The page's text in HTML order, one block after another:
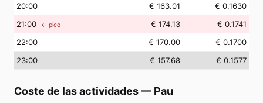
20:00 € 163.01
€ 0.1630
21:00 ← pico € 174.13
€ 0.1741
22:00 € 170.00
€ 0.1700
23:00 € 157.68 € 0.1577
Coste de las actividades— Pau